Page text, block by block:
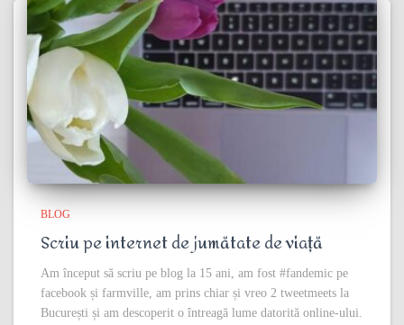
BLOG
Scriu pe internet de jumătate de viață
Am început să scriu pe blog la 15 ani, am fost #fandemic pe
facebook și farmville, am prins chiar și vreo 2 tweetmeets la
București și am descoperit o întreagă lume datorită online-ului.